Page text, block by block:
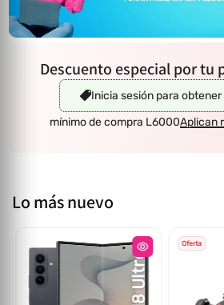
Descuento especial por tu
Inicia sesión para
mínimo de compra L6000Aplican
Lo más nuevo
Oferta